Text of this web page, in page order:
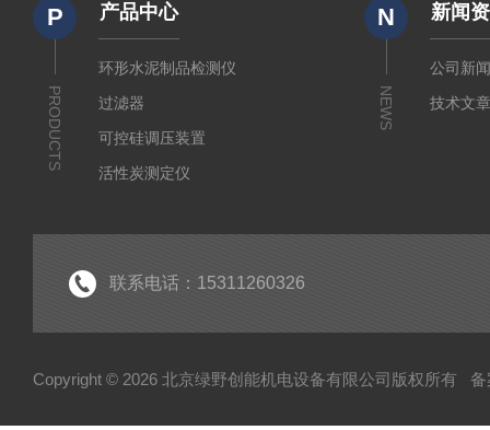
P
PRODUCTS
产品中心
环形水泥制品检测仪
过滤器
可控硅调压装置
活性炭测定仪
N
NEWS
新闻
公司新
技术文
联系电话：15311260326
Copyright © 2026 北京绿野创能机电设备有限公司版权所有 备